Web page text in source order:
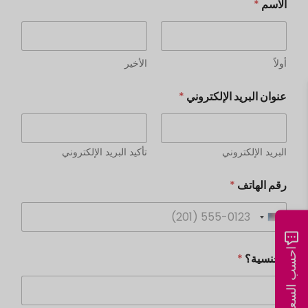
الاسم *
أولاً الأخير
عنوان البريد الإلكتروني *
البريد الإلكتروني تأكيد البريد الإلكتروني
رقم الهاتف *
U
i
t
الجنسية؟ *